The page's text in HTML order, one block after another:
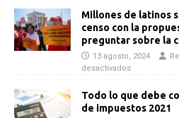
Millones de latinos
censo con la
preguntar sobre la
13 agosto, 2024
desactivados
Todo lo que debe
de impuestos 2021